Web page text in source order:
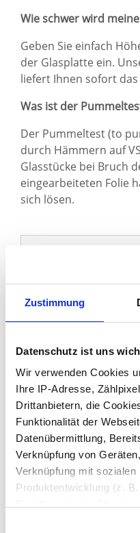
Zustimmung
Datenschutz ist uns
Wir verwenden Cookies
Ihre IP-Adresse,
Drittanbietern, die
Funktionalität der
Datenübermittlung,
Verknüpfung von
Verknüpfung mit
Produktentwicklung (z.
Wie schwer wird
Geben Sie einfach
der Glasplatte ein.
liefert Ihnen sofort das
Was ist der
Der Pummeltest (to
durch Hämmern auf
Glasstücke bei Bruch
eingearbeiteten Folie
sich lösen.
5 Sterne
4 Sterne
3 Sterne
2 Sterne
1 Stern